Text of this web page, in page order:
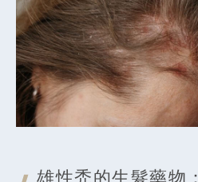
雄性禿的生髮藥物：